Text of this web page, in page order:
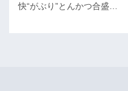
快“がぶり”とんかつ合盛…